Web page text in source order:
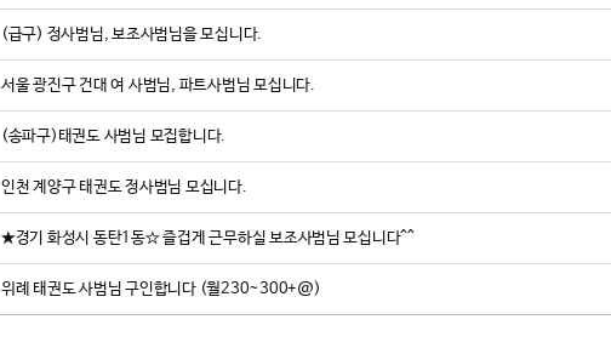
(급구) 정사범님, 보조사범님을 모십니다.
서울 광진구 건대 여 사범님, 파트사범님 모십니다.
(송파구)태권도 사범님 모집합니다.
인천 계양구 태권도 정사범님 모십니다.
★경기 화성시 동탄1동☆ 즐겁게 근무하실 보조사범님 모십니다^^
위례 태권도 사범님 구인합니다 (월230~300+@)